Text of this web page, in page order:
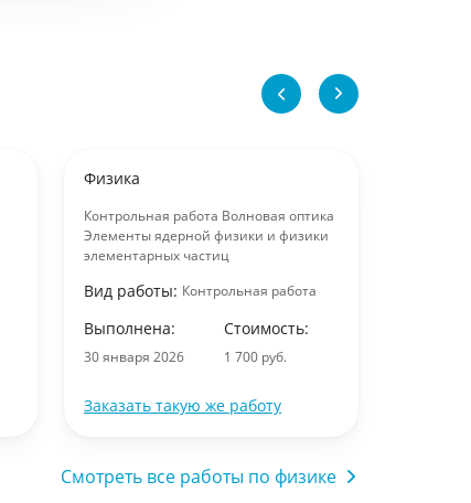
Физика
Контрольная работа Волновая оптика
Элементы ядерной физики и физики
элементарных частиц
Вид работы: Контрольная работа
Выполнена:
30 января 2026
Стоимость:
1 700 руб.
Заказать такую же работу
Смотреть все работы по физике